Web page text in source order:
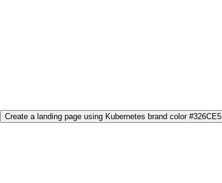
Create a landing page using Kubernetes brand color #326CE5